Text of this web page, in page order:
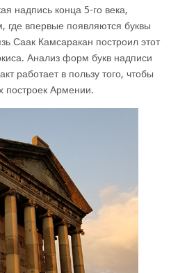
надпись конца 5-го века,
где впервые появляются буквы
Саак Камсаракан построил этот
Анализ форм букв надписи
работает в пользу того, чтобы
построек Армении.